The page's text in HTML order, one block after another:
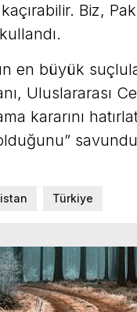
Biz,
en büyük
Uluslararası
kararını
Türkiye